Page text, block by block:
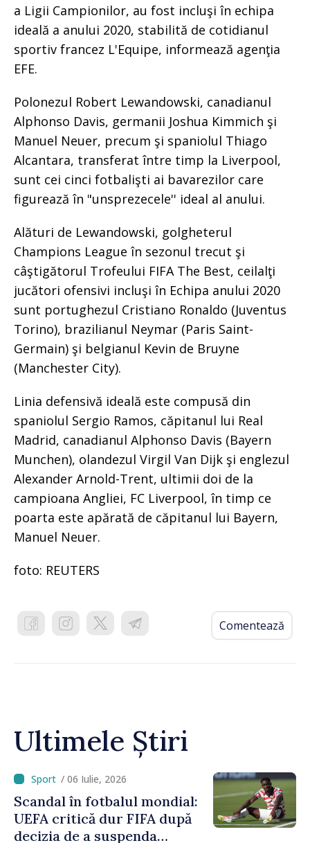
a Ligii Campionilor, au fost incluşi în echipa
ideală a anului 2020, stabilită de cotidianul
sportiv francez L'Equipe, informează agenţia
EFE.
Polonezul Robert Lewandowski, canadianul
Alphonso Davis, germanii Joshua Kimmich şi
Manuel Neuer, precum şi spaniolul Thiago
Alcantara, transferat între timp la Liverpool,
sunt cei cinci fotbalişti ai bavarezilor care
figurează în "unsprezecele'' ideal al anului.
Alături de Lewandowski, golgheterul
Champions League în sezonul trecut şi
câştigătorul Trofeului FIFA The Best, ceilalţi
jucători ofensivi incluşi în Echipa anului 2020
sunt portughezul Cristiano Ronaldo (Juventus
Torino), brazilianul Neymar (Paris Saint-
Germain) şi belgianul Kevin de Bruyne
(Manchester City).
Linia defensivă ideală este compusă din
spaniolul Sergio Ramos, căpitanul lui Real
Madrid, canadianul Alphonso Davis (Bayern
Munchen), olandezul Virgil Van Dijk şi englezul
Alexander Arnold-Trent, ultimii doi de la
campioana Angliei, FC Liverpool, în timp ce
poarta este apărată de căpitanul lui Bayern,
Manuel Neuer.
foto: REUTERS
Comentează
Ultimele Știri
/ 06 Iulie, 2026
Scandal în fotbalul mondial:
UEFA critică dur FIFA după
decizia de a suspenda